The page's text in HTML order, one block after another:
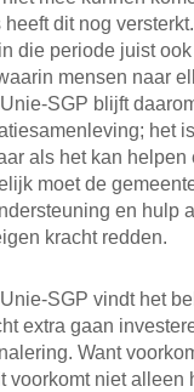
dit nog
die periode juist
mensen naar
SGP blijft
het
als het kan helpen
moet de
en hulp
kracht redden.
SGP vindt het
extra gaan
Want
voorkomt niet alleen